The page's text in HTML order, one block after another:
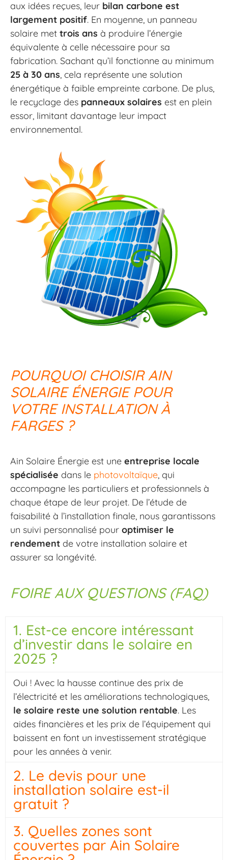
aux idées reçues, leur bilan carbone est
largement positif. En moyenne, un panneau
solaire met trois ans à produire l’énergie
équivalente à celle nécessaire pour sa
fabrication. Sachant qu’il fonctionne au minimum
25 à 30 ans, cela représente une solution
énergétique à faible empreinte carbone. De plus,
le recyclage des panneaux solaires est en plein
essor, limitant davantage leur impact
environnemental.
POURQUOI CHOISIR AIN
SOLAIRE ÉNERGIE POUR
VOTRE INSTALLATION À
FARGES ?
Ain Solaire Énergie est une entreprise locale
spécialisée dans le photovoltaïque, qui
accompagne les particuliers et professionnels à
chaque étape de leur projet. De l’étude de
faisabilité à l’installation finale, nous garantissons
un suivi personnalisé pour optimiser le
rendement de votre installation solaire et
assurer sa longévité.
FOIRE AUX QUESTIONS (FAQ)
1. Est-ce encore intéressant
d’investir dans le solaire en
2025 ?
Oui ! Avec la hausse continue des prix de
l’électricité et les améliorations technologiques,
le solaire reste une solution rentable. Les
aides financières et les prix de l’équipement qui
baissent en font un investissement stratégique
pour les années à venir.
2. Le devis pour une
installation solaire est-il
gratuit ?
3. Quelles zones sont
couvertes par Ain Solaire